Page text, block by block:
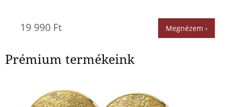
19 990 Ft Megnézem ›
Prémium termékeink